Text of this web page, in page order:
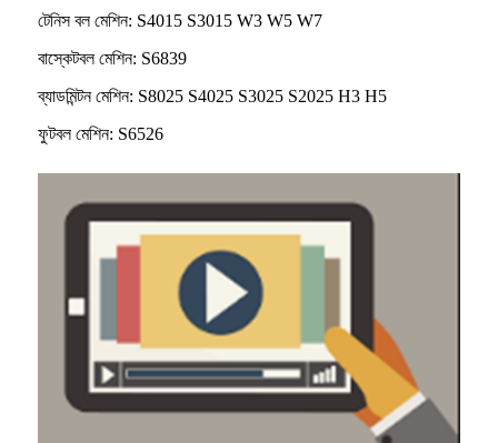
টেনিস বল মেশিন: S4015 S3015 W3 W5 W7
বাস্কেটবল মেশিন: S6839
ব্যাডমিন্টন মেশিন: S8025 S4025 S3025 S2025 H3 H5
ফুটবল মেশিন: S6526